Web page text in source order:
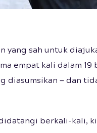
yang sah untuk
empat kali dalam 19
diasumsikan — dan
berkali-kali,